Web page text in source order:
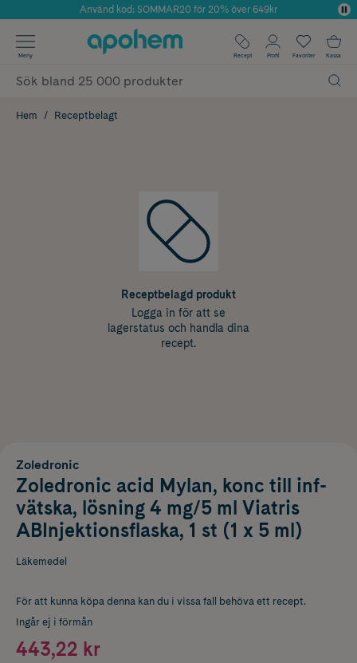
Årets Butik 2025 inom Skönhet
Använd kod: SOMMAR20 för 20% över 649kr
✓ Fri frakt
✓ Poäng på alla köp*
Meny Recept Profil Favoriter Kassa
Hem Receptbelagt
Receptbelagd produkt
Logga in för att se
lagerstatus och handla dina
recept.
Zoledronic
Zoledronic acid Mylan, konc till inf-
vätska, lösning 4 mg/5 ml Viatris
ABInjektionsflaska, 1 st (1 x 5 ml)
Läkemedel
För att kunna köpa denna kan du i vissa fall behöva ett recept.
Ingår ej i förmån
443,22 kr